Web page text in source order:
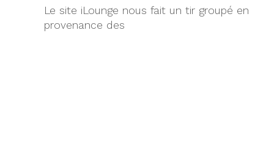
Le site iLounge nous fait un tir groupé en
provenance des